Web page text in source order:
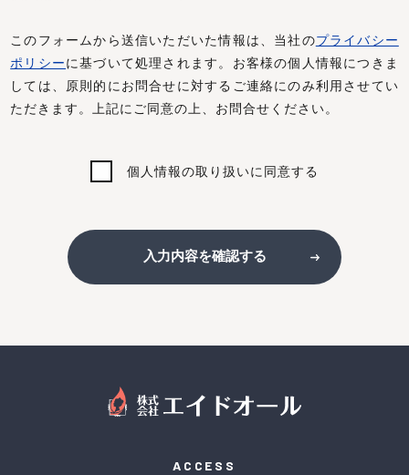
このフォームから送信いただいた情報は、当社のプライバシー
ポリシーに基づいて処理されます。お客様の個人情報につきま
しては、原則的にお問合せに対するご連絡にのみ利用させてい
ただきます。上記にご同意の上、お問合せください。
個人情報の取り扱いに同意する
入力内容を確認する
ACCESS